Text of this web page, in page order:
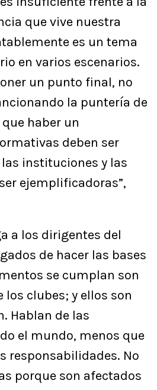
que vive nuestra
es un tema
en varios escenarios.
un punto final, no
la puntería de
haber un
deben ser
instituciones y las
ejemplificadoras”,
a los dirigentes del
de hacer las bases
se cumplan son
los clubes; y ellos son
Hablan de las
el mundo, menos que
responsabilidades. No
porque son afectados